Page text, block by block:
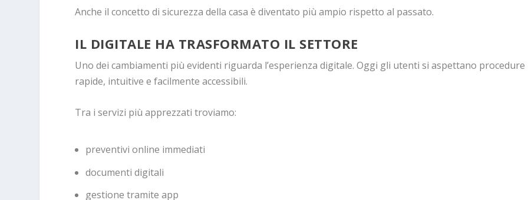
Anche il concetto di sicurezza della casa è diventato più ampio rispetto al passato.
IL DIGITALE HA TRASFORMATO IL SETTORE
Uno dei cambiamenti più evidenti riguarda l’esperienza digitale. Oggi gli utenti si aspettano procedure
rapide, intuitive e facilmente accessibili.
Tra i servizi più apprezzati troviamo:
preventivi online immediati
documenti digitali
gestione tramite app